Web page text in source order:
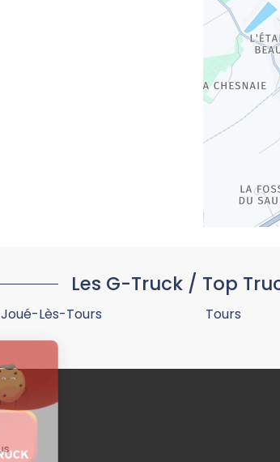
Les G-Truck / Top
Joué-Lès-Tours Tours